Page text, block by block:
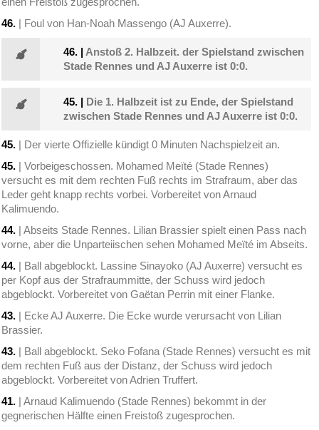
46. | Foul von Han-Noah Massengo (AJ Auxerre).
46. | Anstoß 2. Halbzeit. der Spielstand zwischen
Stade Rennes und AJ Auxerre ist 0:0.
45. | Die 1. Halbzeit ist zu Ende, der Spielstand
zwischen Stade Rennes und AJ Auxerre ist 0:0.
45. | Der vierte Offizielle kündigt 0 Minuten Nachspielzeit an.
45. | Vorbeigeschossen. Mohamed Meïté (Stade Rennes)
versucht es mit dem rechten Fuß rechts im Strafraum, aber das
Leder geht knapp rechts vorbei. Vorbereitet von Arnaud
Kalimuendo.
44. | Abseits Stade Rennes. Lilian Brassier spielt einen Pass nach
vorne, aber die Unparteiischen sehen Mohamed Meïté im Abseits.
44. | Ball abgeblockt. Lassine Sinayoko (AJ Auxerre) versucht es
per Kopf aus der Strafraummitte, der Schuss wird jedoch
abgeblockt. Vorbereitet von Gaëtan Perrin mit einer Flanke.
43. | Ecke AJ Auxerre. Die Ecke wurde verursacht von Lilian
Brassier.
43. | Ball abgeblockt. Seko Fofana (Stade Rennes) versucht es mit
dem rechten Fuß aus der Distanz, der Schuss wird jedoch
abgeblockt. Vorbereitet von Adrien Truffert.
41. | Arnaud Kalimuendo (Stade Rennes) bekommt in der
gegnerischen Hälfte einen Freistoß zugesprochen.